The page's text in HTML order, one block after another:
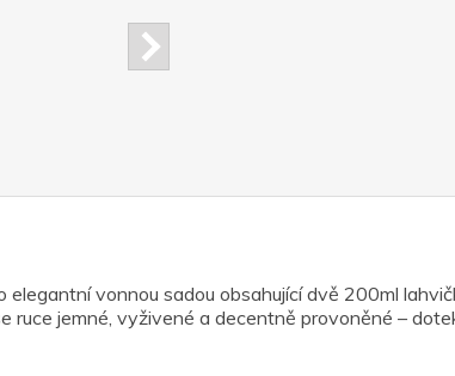
vonnou sadou obsahující dvě 200ml
ruce jemné, vyživené a decentně provoněné –